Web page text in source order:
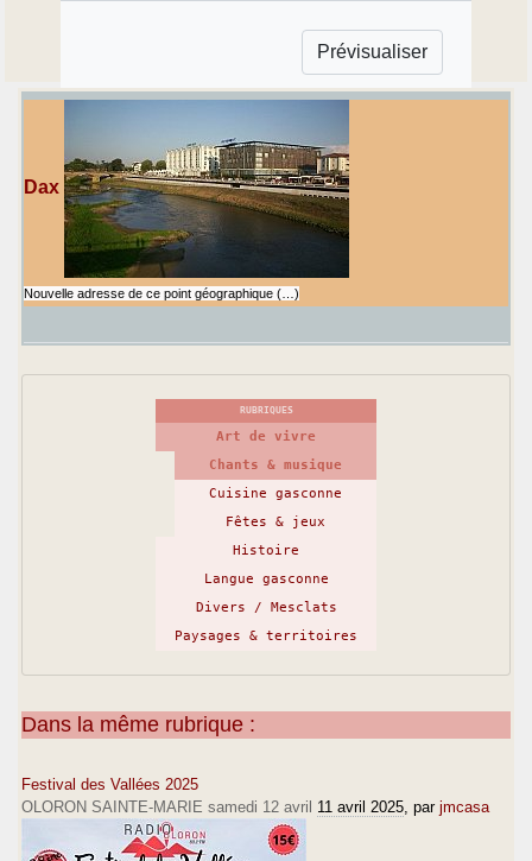
Dax
Nouvelle adresse de ce point géographique (…)
RUBRIQUES
Art de vivre
Chants & musique
Cuisine gasconne
Fêtes & jeux
Histoire
Langue gasconne
Divers / Mesclats
Paysages & territoires
Dans la même rubrique :
Festival des Vallées 2025
OLORON SAINTE-MARIE samedi 12 avril 11 avril 2025 , par jmcasa